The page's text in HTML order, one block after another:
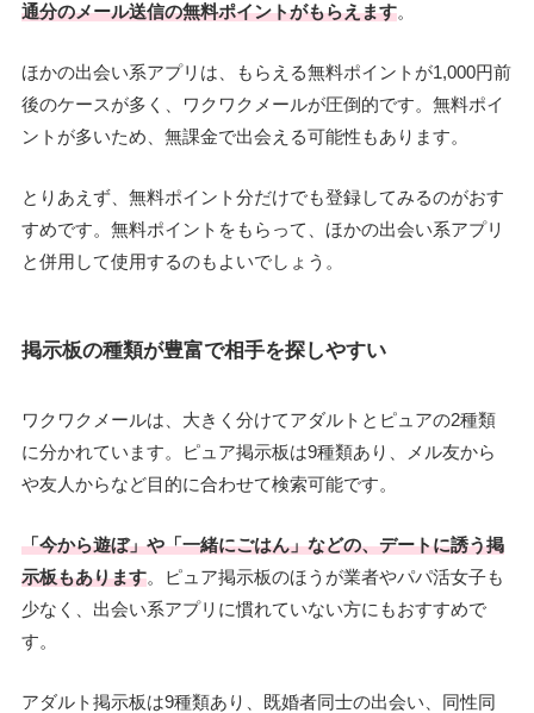
通分のメール送信の無料ポイントがもらえます。
ほかの出会い系アプリは、もらえる無料ポイントが1,000円前
後のケースが多く、ワクワクメールが圧倒的です。無料ポイ
ントが多いため、無課金で出会える可能性もあります。
とりあえず、無料ポイント分だけでも登録してみるのがおす
すめです。無料ポイントをもらって、ほかの出会い系アプリ
と併用して使用するのもよいでしょう。
掲示板の種類が豊富で相手を探しやすい
ワクワクメールは、大きく分けてアダルトとピュアの2種類
に分かれています。ピュア掲示板は9種類あり、メル友から
や友人からなど目的に合わせて検索可能です。
「今から遊ぼ」や「一緒にごはん」などの、デートに誘う掲
示板もあります。ピュア掲示板のほうが業者やパパ活女子も
少なく、出会い系アプリに慣れていない方にもおすすめで
す。
アダルト掲示板は9種類あり、既婚者同士の出会い、同性同